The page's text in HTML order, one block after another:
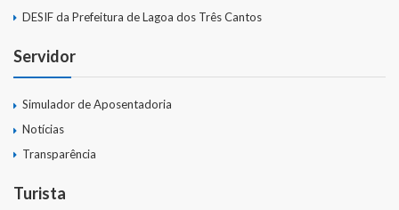
DESIF da Prefeitura de Lagoa dos Três Cantos
Servidor
Simulador de Aposentadoria
Notícias
Transparência
Turista